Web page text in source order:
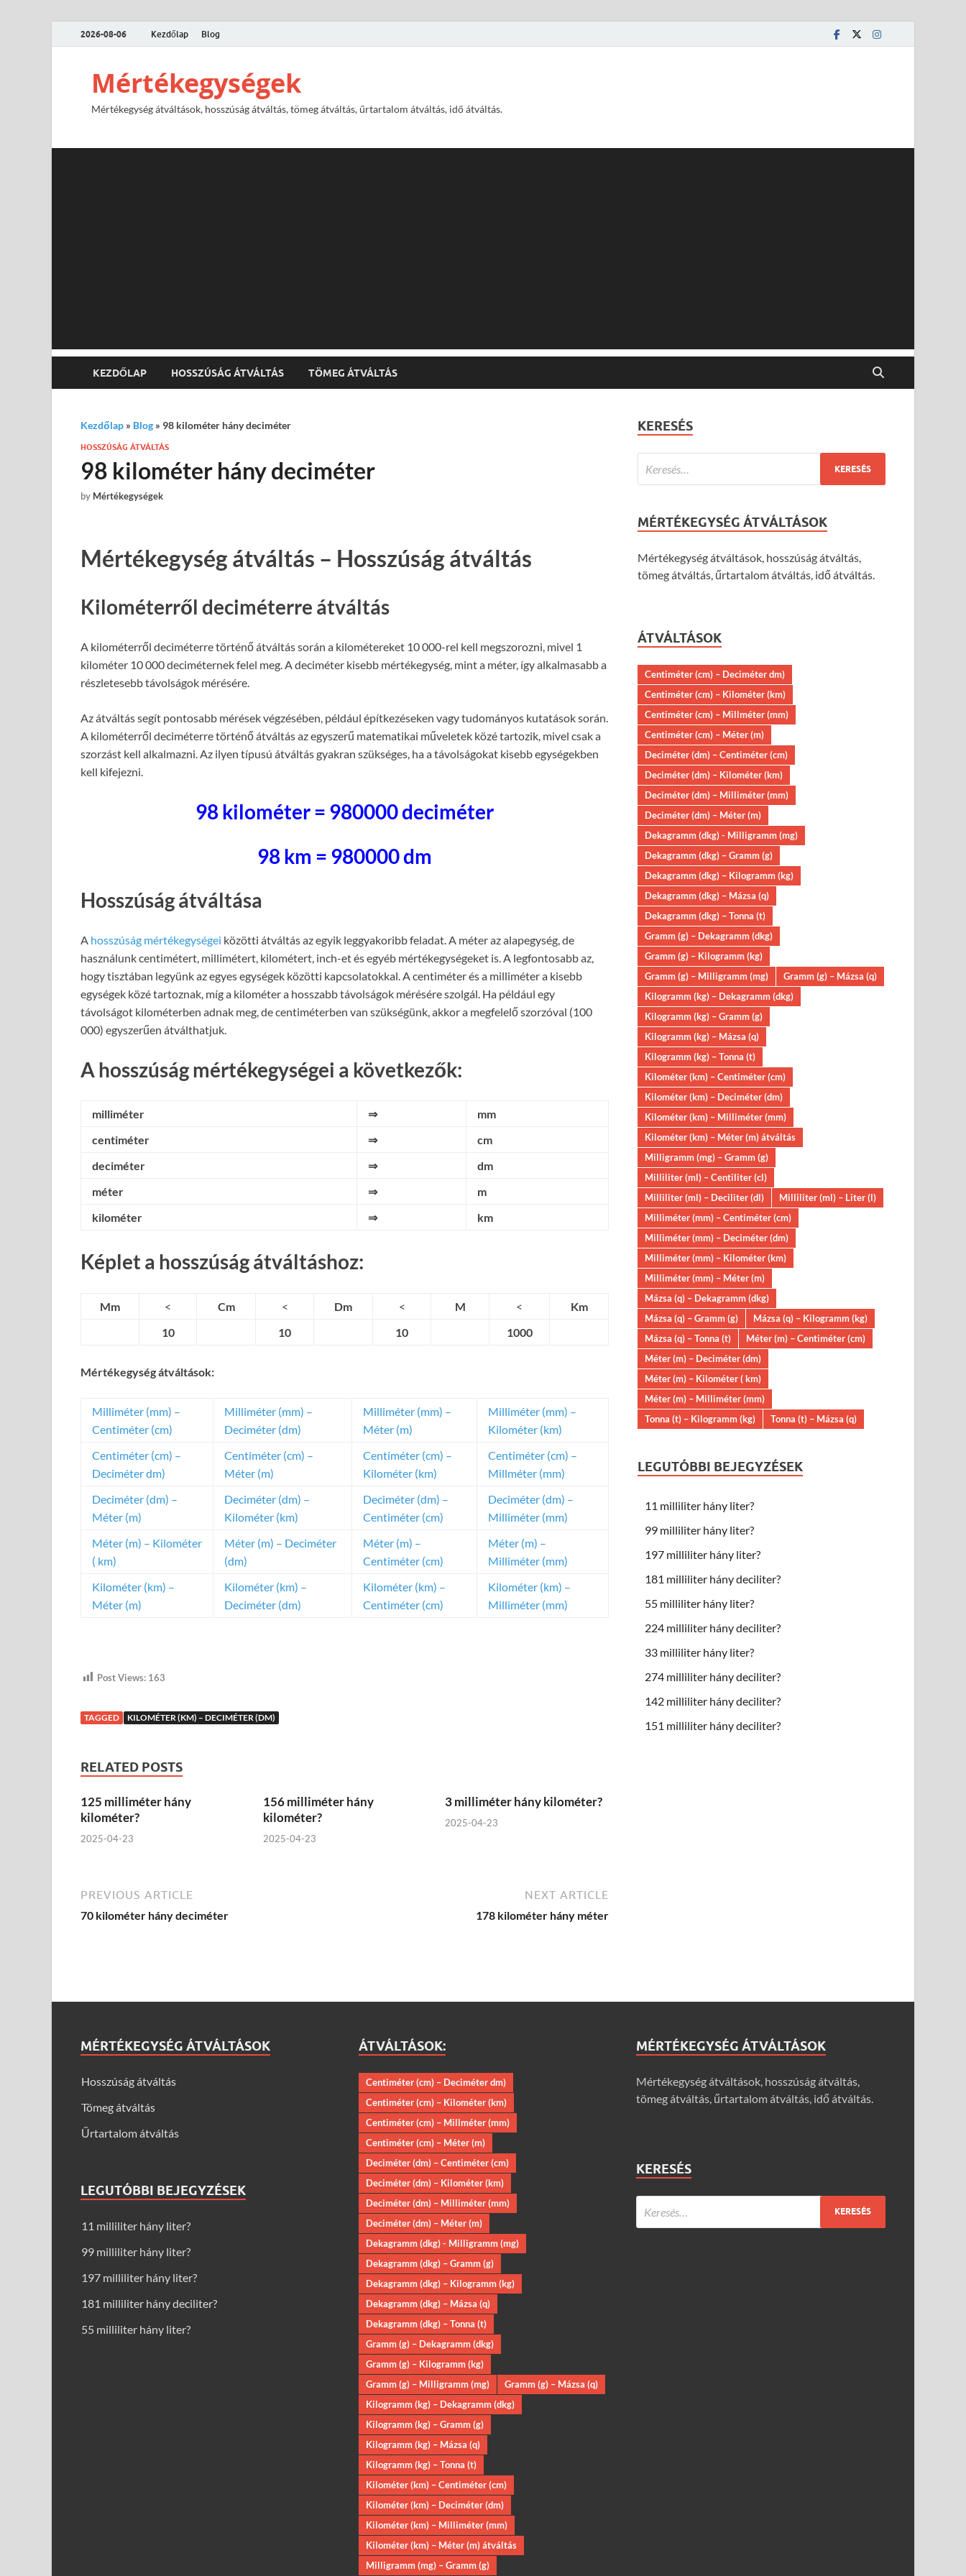
2026-08-06 Kezdőlap Blog
Mértékegységek
Mértékegység átváltások, hosszúság átváltás, tömeg átváltás, űrtartalom átváltás, idő átváltás.
KEZDŐLAP HOSSZÚSÁG ÁTVÁLTÁS TÖMEG ÁTVÁLTÁS
Kezdőlap » Blog » 98 kilométer hány deciméter
HOSSZÚSÁG ÁTVÁLTÁS
98 kilométer hány deciméter
by Mértékegységek
Mértékegység átváltás – Hosszúság átváltás
Kilométerről deciméterre átváltás
A kilométerről deciméterre történő átváltás során a kilométereket 10 000-rel kell megszorozni, mivel 1
kilométer 10 000 deciméternek felel meg. A deciméter kisebb mértékegység, mint a méter, így alkalmasabb a
részletesebb távolságok mérésére.
Az átváltás segít pontosabb mérések végzésében, például építkezéseken vagy tudományos kutatások során.
A kilométerről deciméterre történő átváltás az egyszerű matematikai műveletek közé tartozik, mivel csak a
szorzást kell alkalmazni. Az ilyen típusú átváltás gyakran szükséges, ha a távolságokat kisebb egységekben
kell kifejezni.
98 kilométer = 980000 deciméter
98 km = 980000 dm
Hosszúság átváltása
A hosszúság mértékegységei közötti átváltás az egyik leggyakoribb feladat. A méter az alapegység, de
használunk centimétert, millimétert, kilométert, inch-et és egyéb mértékegységeket is. A legfontosabb az,
hogy tisztában legyünk az egyes egységek közötti kapcsolatokkal. A centiméter és a milliméter a kisebb
egységek közé tartoznak, míg a kilométer a hosszabb távolságok mérésére szolgál. Ha például egy
távolságot kilométerben adnak meg, de centiméterben van szükségünk, akkor a megfelelő szorzóval (100
000) egyszerűen átválthatjuk.
A hosszúság mértékegységei a következők:
milliméter ⇒
mm
centiméter
⇒
cm
deciméter
⇒
dm
méter
⇒
m
kilométer
⇒ km
Képlet a hosszúság átváltáshoz:
Mm < Cm < Dm < M <
Km
10
10 10 1000
Mértékegység átváltások:
Milliméter (mm) –
Centiméter (cm)
Milliméter (mm) –
Deciméter (dm)
Milliméter (mm) –
Méter (m)
Milliméter (mm) –
Kilométer (km)
Centiméter (cm) –
Deciméter dm)
Centiméter (cm) –
Méter (m)
Centiméter (cm) –
Kilométer (km)
Centiméter (cm) –
Millméter (mm)
Deciméter (dm) –
Méter (m)
Deciméter (dm) –
Kilométer (km)
Deciméter (dm) –
Centiméter (cm)
Deciméter (dm) –
Milliméter (mm)
Méter (m) – Kilométer
( km)
Méter (m) – Deciméter
(dm)
Méter (m) –
Centiméter (cm)
Méter (m) –
Milliméter (mm)
Kilométer (km) –
Méter (m)
Kilométer (km) –
Deciméter (dm)
Kilométer (km) –
Centiméter (cm)
Kilométer (km) –
Milliméter (mm)
Post Views: 163
TAGGED KILOMÉTER (KM) – DECIMÉTER (DM)
RELATED POSTS
125 milliméter hány
kilométer?
2025-04-23
156 milliméter hány
kilométer?
2025-04-23
3 milliméter hány kilométer?
2025-04-23
PREVIOUS ARTICLE
70 kilométer hány deciméter
NEXT ARTICLE
178 kilométer hány méter
KERESÉS
MÉRTÉKEGYSÉG ÁTVÁLTÁSOK
Mértékegység átváltások, hosszúság átváltás,
tömeg átváltás, űrtartalom átváltás, idő átváltás.
ÁTVÁLTÁSOK
Centiméter (cm) – Deciméter dm)
Centiméter (cm) – Kilométer (km)
Centiméter (cm) – Millméter (mm)
Centiméter (cm) – Méter (m)
Deciméter (dm) – Centiméter (cm)
Deciméter (dm) – Kilométer (km)
Deciméter (dm) – Milliméter (mm)
Deciméter (dm) – Méter (m)
Dekagramm (dkg) - Milligramm (mg)
Dekagramm (dkg) – Gramm (g)
Dekagramm (dkg) – Kilogramm (kg)
Dekagramm (dkg) – Mázsa (q)
Dekagramm (dkg) – Tonna (t)
Gramm (g) – Dekagramm (dkg)
Gramm (g) – Kilogramm (kg)
Gramm (g) – Milligramm (mg)
Gramm (g) – Mázsa (q)
Kilogramm (kg) – Dekagramm (dkg)
Kilogramm (kg) – Gramm (g)
Kilogramm (kg) – Mázsa (q)
Kilogramm (kg) – Tonna (t)
Kilométer (km) – Centiméter (cm)
Kilométer (km) – Deciméter (dm)
Kilométer (km) – Milliméter (mm)
Kilométer (km) – Méter (m) átváltás
Milligramm (mg) – Gramm (g)
Milliliter (ml) – Centiliter (cl)
Milliliter (ml) – Deciliter (dl)
Milliliter (ml) – Liter (l)
Milliméter (mm) – Centiméter (cm)
Milliméter (mm) – Deciméter (dm)
Milliméter (mm) – Kilométer (km)
Milliméter (mm) – Méter (m)
Mázsa (q) – Dekagramm (dkg)
Mázsa (q) – Gramm (g)
Mázsa (q) – Kilogramm (kg)
Mázsa (q) – Tonna (t)
Méter (m) – Centiméter (cm)
Méter (m) – Deciméter (dm)
Méter (m) – Kilométer ( km)
Méter (m) – Milliméter (mm)
Tonna (t) – Kilogramm (kg)
Tonna (t) – Mázsa (q)
LEGUTÓBBI BEJEGYZÉSEK
11 milliliter hány liter?
99 milliliter hány liter?
197 milliliter hány liter?
181 milliliter hány deciliter?
55 milliliter hány liter?
224 milliliter hány deciliter?
33 milliliter hány liter?
274 milliliter hány deciliter?
142 milliliter hány deciliter?
151 milliliter hány deciliter?
MÉRTÉKEGYSÉG ÁTVÁLTÁSOK
Hosszúság átváltás
Tömeg átváltás
Űrtartalom átváltás
LEGUTÓBBI BEJEGYZÉSEK
11 milliliter hány liter?
99 milliliter hány liter?
197 milliliter hány liter?
181 milliliter hány deciliter?
55 milliliter hány liter?
ÁTVÁLTÁSOK:
Centiméter (cm) – Deciméter dm)
Centiméter (cm) – Kilométer (km)
Centiméter (cm) – Millméter (mm)
Centiméter (cm) – Méter (m)
Deciméter (dm) – Centiméter (cm)
Deciméter (dm) – Kilométer (km)
Deciméter (dm) – Milliméter (mm)
Deciméter (dm) – Méter (m)
Dekagramm (dkg) - Milligramm (mg)
Dekagramm (dkg) – Gramm (g)
Dekagramm (dkg) – Kilogramm (kg)
Dekagramm (dkg) – Mázsa (q)
Dekagramm (dkg) – Tonna (t)
Gramm (g) – Dekagramm (dkg)
Gramm (g) – Kilogramm (kg)
Gramm (g) – Milligramm (mg)
Gramm (g) – Mázsa (q)
Kilogramm (kg) – Dekagramm (dkg)
Kilogramm (kg) – Gramm (g)
Kilogramm (kg) – Mázsa (q)
Kilogramm (kg) – Tonna (t)
Kilométer (km) – Centiméter (cm)
Kilométer (km) – Deciméter (dm)
Kilométer (km) – Milliméter (mm)
Kilométer (km) – Méter (m) átváltás
Milligramm (mg) – Gramm (g)
MÉRTÉKEGYSÉG ÁTVÁLTÁSOK
Mértékegység átváltások, hosszúság átváltás,
tömeg átváltás, űrtartalom átváltás, idő átváltás.
KERESÉS